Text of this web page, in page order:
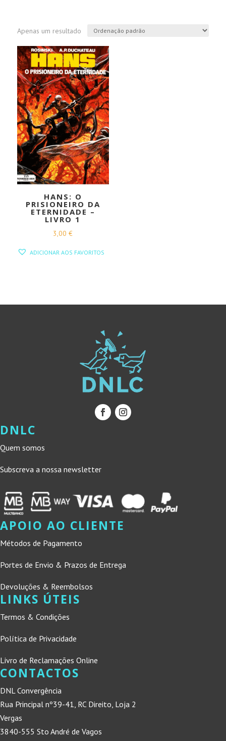
Apenas um resultado
HANS: O
PRISIONEIRO DA
ETERNIDADE –
LIVRO 1
3,00€
ADICIONAR AOS FAVORITOS
DNLC
Quem somos
Subscreva a nossa newsletter
APOIO AO CLIENTE
Métodos de Pagamento
Portes de Envio & Prazos de Entrega
Devoluções & Reembolsos
LINKS ÚTEIS
Termos & Condições
Política de Privacidade
Livro de Reclamações Online
CONTACTOS
DNL Convergência
Rua Principal nº39-41, RC Direito, Loja 2
Vergas
3840-555 Sto André de Vagos